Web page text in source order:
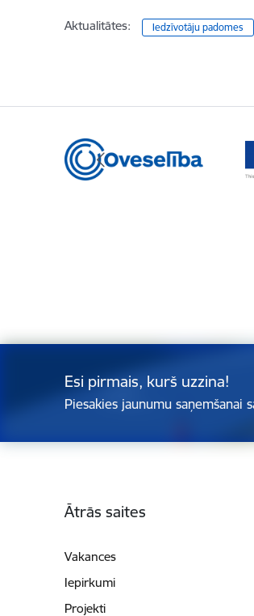
Aktualitātes: Iedzīvotāju padomes
Esi pirmais, kurš uzzina!
Piesakies jaunumu saņemšanai
Ātrās saites
Vakances
Iepirkumi
Projekti